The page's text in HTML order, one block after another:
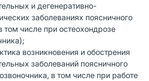
и дегенеративно-
заболеваниях поясничного
том числе при остеохондрозе
возникновения и обострения
заболеваний поясничного
в том числе при работе